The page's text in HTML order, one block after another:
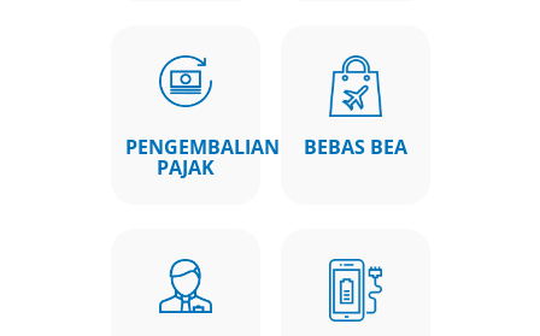
PENGEMBALIAN
PAJAK
BEBAS BEA